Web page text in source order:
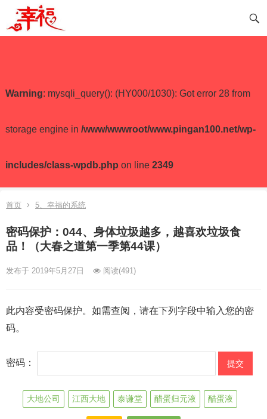
Warning: mysqli_query(): (HY000/1030): Got error 28 from
storage engine in /www/wwwroot/www.pingan100.net/wp-
includes/class-wpdb.php on line 2349
首页 5、幸福的系统
密码保护：044、身体垃圾越多，越喜欢垃圾食
品！（大春之道第一季第44课）
发布于 2019年5月27日 阅读(491)
此内容受密码保护。如需查阅，请在下列字段中输入您的密
码。
密码：
大地公司 江西大地 泰谦堂 醋蛋归元液 醋蛋液